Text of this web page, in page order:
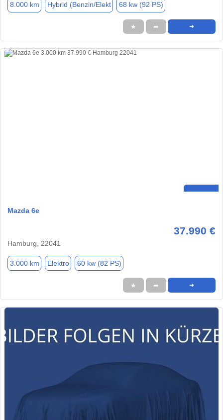
8.000 km Hybrid (Benzin/Elekt 68 kw (92 PS)
★ ➦ ➜
Mazda 6e
37.990 €
Hamburg, 22041
3.000 km Elektro 60 kw (82 PS)
★ ➦ ➜